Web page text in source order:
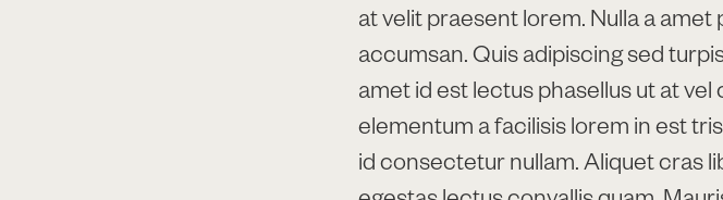
at velit praesent lorem. Nulla a
accumsan. Quis adipiscing sed
amet id est lectus phasellus ut at
elementum a facilisis lorem in est
id consectetur nullam. Aliquet cras